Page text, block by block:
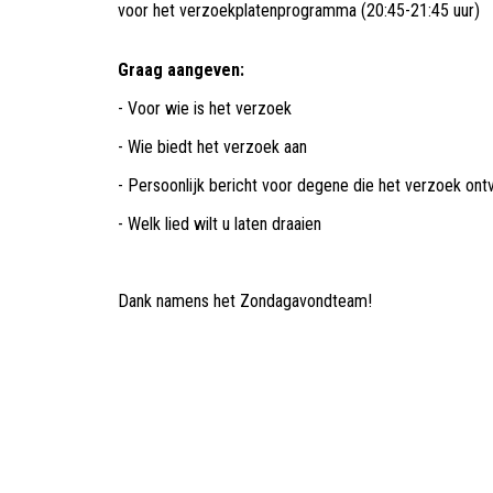
voor het verzoekplatenprogramma (20:45-21:45 uur)
Graag aangeven:
- Voor wie is het verzoek
- Wie biedt het verzoek aan
- Persoonlijk bericht voor degene die het verzoek
- Welk lied wilt u laten draaien
Dank namens het Zondagavondteam!